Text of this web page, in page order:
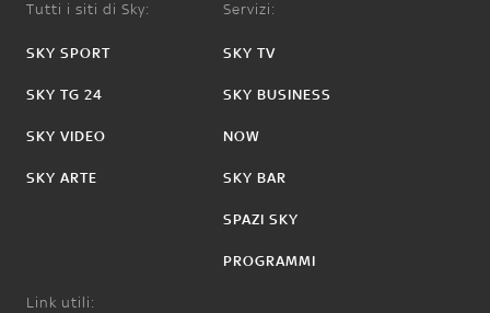
Tutti i siti di Sky:
SKY SPORT
SKY TG 24
SKY VIDEO
SKY ARTE
Servizi:
SKY TV
SKY BUSINESS
NOW
SKY BAR
SPAZI SKY
PROGRAMMI
Link utili: